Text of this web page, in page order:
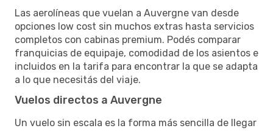
Las aerolíneas que vuelan a Auvergne van desde
opciones low cost sin muchos extras hasta servicios
completos con cabinas premium. Podés comparar
franquicias de equipaje, comodidad de los asientos e
incluidos en la tarifa para encontrar la que se adapta
a lo que necesitás del viaje.
Vuelos directos a Auvergne
Un vuelo sin escala es la forma más sencilla de llegar